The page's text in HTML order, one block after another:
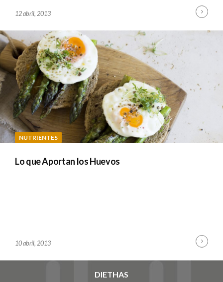
B
A
D
M
I
N
12 abril, 2013
NUTRIENTES
Lo que Aportan los Huevos
B
A
10 abril, 2013
DIETHAS